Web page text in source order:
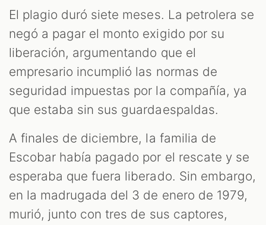
El plagio duró siete meses. La petrolera se
negó a pagar el monto exigido por su
liberación, argumentando que el
empresario incumplió las normas de
seguridad impuestas por la compañía, ya
que estaba sin sus guardaespaldas.
A finales de diciembre, la familia de
Escobar había pagado por el rescate y se
esperaba que fuera liberado. Sin embargo,
en la madrugada del 3 de enero de 1979,
murió, junto con tres de sus captores,